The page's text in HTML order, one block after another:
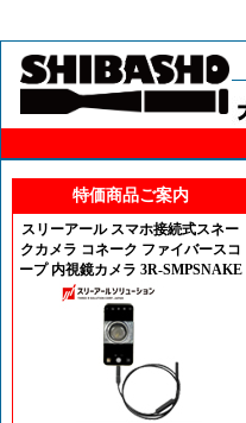
特価商品ご案内
スリーアール スマホ接続式スネー
クカメラ コネーク ファイバースコ
ープ 内視鏡カメラ 3R-SMPSNAKE